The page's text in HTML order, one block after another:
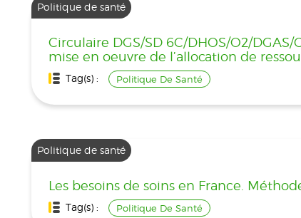
Politique de santé
Circulaire DGS/SD 6C/DHOS/O2/
mise en oeuvre de l’allocation de
Tag(s) : Politique De Santé
Politique de santé
Les besoins de soins en France.
Tag(s) : Politique De Santé